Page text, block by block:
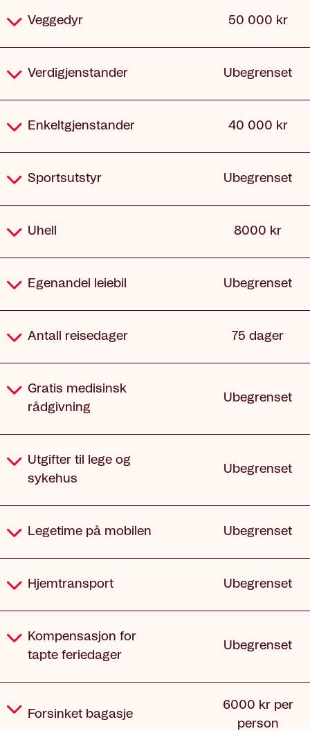
Veggedyr 50 000 kr
Verdigjenstander Ubegrenset
Enkeltgjenstander 40 000 kr
Sportsutstyr Ubegrenset
Uhell 8000 kr
Egenandel leiebil Ubegrenset
Antall reisedager 75 dager
Gratis medisinsk
rådgivning
Ubegrenset
Utgifter til lege og
sykehus
Ubegrenset
Legetime på mobilen Ubegrenset
Hjemtransport Ubegrenset
Kompensasjon for
tapte feriedager
Ubegrenset
Forsinket bagasje
6000 kr per
person